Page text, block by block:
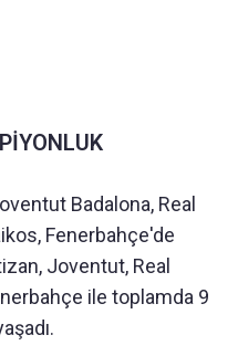
Badalona, Real
Fenerbahçe'de
Joventut, Real
ile toplamda 9